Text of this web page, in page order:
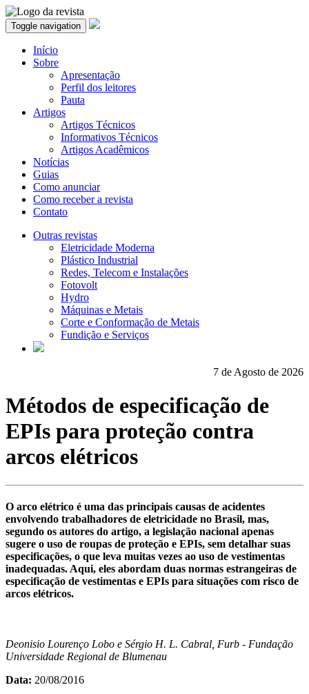
Toggle navigation
Início
Sobre
Apresentação
Perfil dos leitores
Pauta
Artigos
Artigos Técnicos
Informativos Técnicos
Artigos Acadêmicos
Notícias
Guias
Como anunciar
Como receber a revista
Contato
Outras revistas
Eletricidade Moderna
Plástico Industrial
Redes, Telecom e Instalações
Fotovolt
Hydro
Máquinas e Metais
Corte e Conformação de Metais
Fundição e Serviços
7 de Agosto de 2026
Métodos de especificação de
EPIs para proteção contra
arcos elétricos
O arco elétrico é uma das principais causas de acidentes
envolvendo trabalhadores de eletricidade no Brasil, mas,
segundo os autores do artigo, a legislação nacional apenas
sugere o uso de roupas de proteção e EPIs, sem detalhar suas
especificações, o que leva muitas vezes ao uso de vestimentas
inadequadas. Aqui, eles abordam duas normas estrangeiras de
especificação de vestimentas e EPIs para situações com risco de
arcos elétricos.
Deonisio Lourenço Lobo e Sérgio H. L. Cabral, Furb - Fundação
Universidade Regional de Blumenau
Data: 20/08/2016